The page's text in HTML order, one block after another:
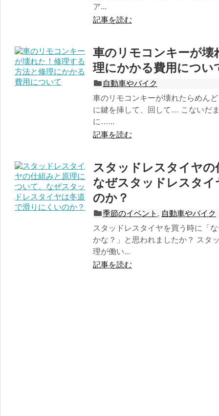
ア...
記事を読む
車のリモコンキーが壊
理にかかる費用につい
自動車やバイク
車のリモコンキーが壊れたらめん
に鍵を挿して、回して… こないだ
に…...
記事を読む
スタッドレスタイヤ
なぜスタッドレスタ
のか？
季節のイベント , 自動車やバイク
スタッドレスタイヤを買う時に「
かな？」と思われましたか？ スタ
理が働い...
記事を読む